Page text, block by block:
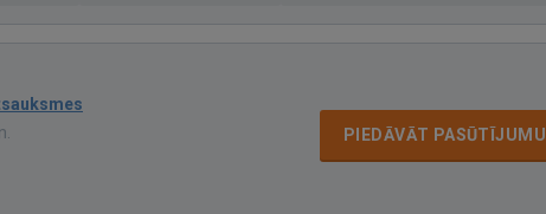
PIEDĀVĀT PASŪTĪJUMU